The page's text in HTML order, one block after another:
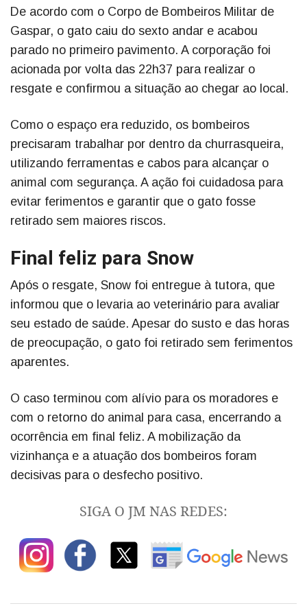
De acordo com o Corpo de Bombeiros Militar de
Gaspar, o gato caiu do sexto andar e acabou
parado no primeiro pavimento. A corporação foi
acionada por volta das 22h37 para realizar o
resgate e confirmou a situação ao chegar ao local.
Como o espaço era reduzido, os bombeiros
precisaram trabalhar por dentro da churrasqueira,
utilizando ferramentas e cabos para alcançar o
animal com segurança. A ação foi cuidadosa para
evitar ferimentos e garantir que o gato fosse
retirado sem maiores riscos.
Final feliz para Snow
Após o resgate, Snow foi entregue à tutora, que
informou que o levaria ao veterinário para avaliar
seu estado de saúde. Apesar do susto e das horas
de preocupação, o gato foi retirado sem ferimentos
aparentes.
O caso terminou com alívio para os moradores e
com o retorno do animal para casa, encerrando a
ocorrência em final feliz. A mobilização da
vizinhança e a atuação dos bombeiros foram
decisivas para o desfecho positivo.
SIGA O JM NAS REDES: